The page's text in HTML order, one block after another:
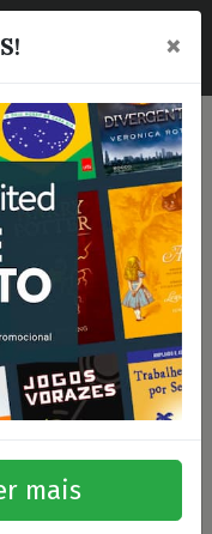
☰
×
mais